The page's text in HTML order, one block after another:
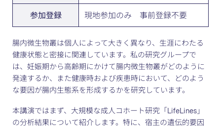
参加登録 現地参加のみ 事前登録不要
腸内微生物叢は個人によって大きく異なり、生涯にわたる
健康状態と密接に関連しています。私の研究グループで
は、妊娠期から高齢期にかけて腸内微生物叢がどのように
発達するか、また健康時および疾患時において、どのよう
な要因が腸内生態系を形成するかを研究しています。
本講演ではまず、大規模な成人コホート研究「LifeLines」
の分析結果について紹介します。特に、宿主の遺伝的要因